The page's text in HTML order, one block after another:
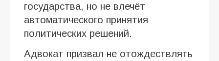
государства, но не влечёт
автоматического принятия
политических решений.
Адвокат призвал не отождествлять